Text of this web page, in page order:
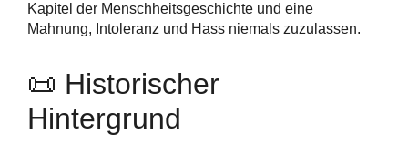
Kapitel der Menschheitsgeschichte und eine
Mahnung, Intoleranz und Hass niemals zuzulassen.
📜 Historischer
Hintergrund